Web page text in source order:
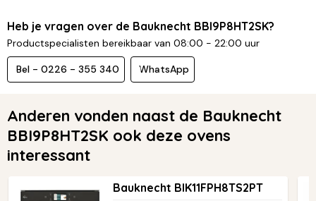
Heb je vragen over de Bauknecht BBI9P8HT2SK?
Productspecialisten bereikbaar van 08:00 - 22:00 uur
Bel - 0226 - 355 340 WhatsApp
Anderen vonden naast de Bauknecht
BBI9P8HT2SK ook deze ovens
interessant
Bauknecht BIK11FPH8TS2PT